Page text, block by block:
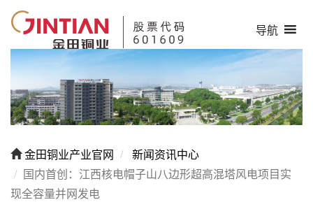
导航
金田铜业产业官网
新闻资讯中心
国内首创：江西核电帽子山八边形超高混塔风电项目实
现全容量并网发电